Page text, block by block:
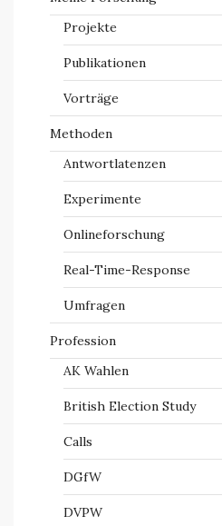
Projekte
Publikationen
Vorträge
Methoden
Antwortlatenzen
Experimente
Onlineforschung
Real-Time-Response
Umfragen
Profession
AK Wahlen
British Election Study
Calls
DGfW
DVPW